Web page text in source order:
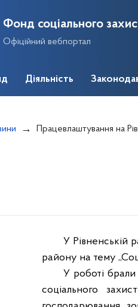
Фонд соціального
Офіційний вебпортал
Діяльність
Працевлаштування на
У Рівненській
району на тему
У роботі брали
соціального